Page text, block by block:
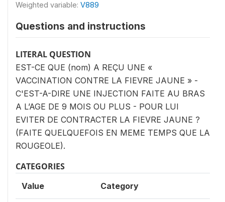
Weighted variable: V889
Questions and instructions
LITERAL QUESTION
EST-CE QUE (nom) A REÇU UNE «
VACCINATION CONTRE LA FIEVRE JAUNE » -
C'EST-A-DIRE UNE INJECTION FAITE AU BRAS
A L’AGE DE 9 MOIS OU PLUS - POUR LUI
EVITER DE CONTRACTER LA FIEVRE JAUNE ?
(FAITE QUELQUEFOIS EN MEME TEMPS QUE LA
ROUGEOLE).
CATEGORIES
Value Category